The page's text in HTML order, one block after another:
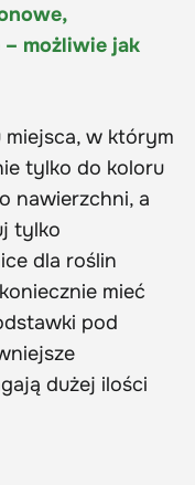
możliwie jak
w którym
tylko do koloru
nawierzchni, a
tylko
dla roślin
mieć
pod
dużej ilości